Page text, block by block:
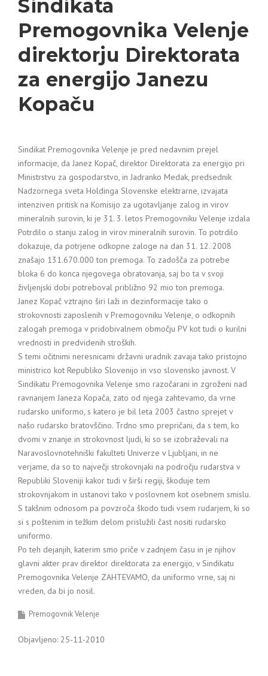
Sindikata
Premogovnika Velenje
direktorju Direktorata
za energijo Janezu
Kopaču
Sindikat Premogovnika Velenje je pred nedavnim prejel
informacije, da Janez Kopač, direktor Direktorata za energijo pri
Ministrstvu za gospodarstvo, in Jadranko Medak, predsednik
Nadzornega sveta Holdinga Slovenske elektrarne, izvajata
intenziven pritisk na Komisijo za ugotavljanje zalog in virov
mineralnih surovin, ki je 31. 3. letos Premogovniku Velenje izdala
Potrdilo o stanju zalog in virov mineralnih surovin. To potrdilo
dokazuje, da potrjene odkopne zaloge na dan 31. 12. 2008
znašajo 131.670.000 ton premoga. To zadošča za potrebe
bloka 6 do konca njegovega obratovanja, saj bo ta v svoji
življenjski dobi potreboval približno 92 mio ton premoga.
Janez Kopač vztrajno širi laži in dezinformacije tako o
strokovnosti zaposlenih v Premogovniku Velenje, o odkopnih
zalogah premoga v pridobivalnem območju PV kot tudi o kurilni
vrednosti in predvidenih stroških.
S temi očitnimi neresnicami državni uradnik zavaja tako pristojno
ministrico kot Republiko Slovenijo in vso slovensko javnost. V
Sindikatu Premogovnika Velenje smo razočarani in zgroženi nad
ravnanjem Janeza Kopača, zato od njega zahtevamo, da vrne
rudarsko uniformo, s katero je bil leta 2003 častno sprejet v
našo rudarsko bratovščino. Trdno smo prepričani, da s tem, ko
dvomi v znanje in strokovnost ljudi, ki so se izobraževali na
Naravoslovnotehniški fakulteti Univerze v Ljubljani, in ne
verjame, da so to največji strokovnjaki na področju rudarstva v
Republiki Sloveniji kakor tudi v širši regiji, škoduje tem
strokovnjakom in ustanovi tako v poslovnem kot osebnem smislu.
S takšnim odnosom pa povzroča škodo tudi vsem rudarjem, ki so
si s poštenim in težkim delom prislužili čast nositi rudarsko
uniformo.
Po teh dejanjih, katerim smo priče v zadnjem času in je njihov
glavni akter prav direktor direktorata za energijo, v Sindikatu
Premogovnika Velenje ZAHTEVAMO, da uniformo vrne, saj ni
vreden, da bi jo nosil.
Premogovnik Velenje
Objavljeno: 25-11-2010